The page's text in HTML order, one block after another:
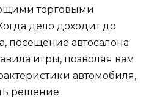
торговыми
дело доходит до
посещение автосалона
игры, позволяя вам
автомобиля,
решение.